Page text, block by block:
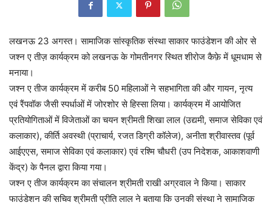
लखनऊ 23 अगस्त। सामाजिक सांस्कृतिक संस्था साकार फाउंडेशन की ओर से
जश्न ए तीज़ कार्यक्रम को लखनऊ के गोमतीनगर स्थित शीरोज कैफ़े में धूमधाम से
मनाया।
जश्न ए तीज कार्यक्रम में करीब 50 महिलाओं ने सहभागिता की और गायन, नृत्य
एवं रैंपवॉक जैसी स्पर्धाओं में जोरशोर से हिस्सा लिया। कार्यक्रम में आयोजित
प्रतियोगिताओं में विजेताओं का चयन श्रीमती शिखा लाल (उद्यमी, समाज सेविका एवं
कलाकार), कीर्ति अवस्थी (प्राचार्य, रजत डिग्री कॉलेज), अनीता श्रीवास्तव (पूर्व
आईएएस, समाज सेविका एवं कलाकार) एवं रश्मि चौधरी (उप निदेशक, आकाशवाणी
केंद्र) के पैनल द्वारा किया गया।
जश्न ए तीज कार्यक्रम का संचालन श्रीमती राखी अग्रवाल ने किया। साकार
फाउंडेशन की सचिव श्रीमती प्रीति लाल ने बताया कि उनकी संस्था ने सामाजिक